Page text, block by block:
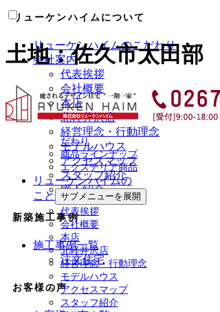
土地：佐久市太田部
だわり
商品ラインナップ
エクステリア商品
リューケンハイムの
こと
サブメニューを展開
代表挨拶
会社概要
本店
北軽井沢店
経営理念・行動理念
モデルハウス
アクセスマップ
スタッフ紹介
リューケンハイムについて
リューケンハイムのこだわり
会社案内
代表挨拶
会社概要
本店
北軽井沢店
経営理念・行動理念
モデルハウス
アクセスマップ
スタッフ紹介
職人紹介
新築施工事例
施工事例一覧
注文住宅
お客様の声